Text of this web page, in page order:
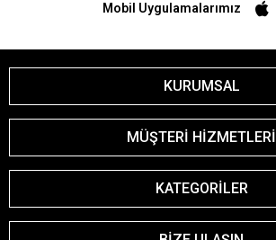
Mobil Uygulamalarımız
KURUMSAL
MÜŞTERİ HİZMETLERİ
KATEGORİLER